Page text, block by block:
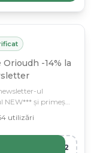
Orioudh -14% la
ul
NEW*** și primești
utilizări
R12